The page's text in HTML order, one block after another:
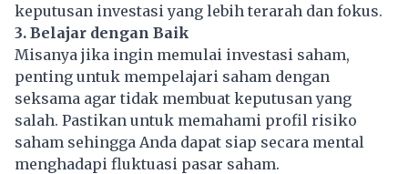
keputusan investasi yang lebih terarah dan fokus.
3. Belajar dengan Baik
Misanya jika ingin memulai investasi saham,
penting untuk mempelajari saham dengan
seksama agar tidak membuat keputusan yang
salah. Pastikan untuk memahami profil risiko
saham sehingga Anda dapat siap secara mental
menghadapi fluktuasi pasar saham.